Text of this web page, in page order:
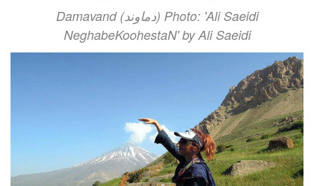
Damavand (دماوند) Photo: 'Ali Saeidi
NeghabeKoohestaN' by Ali Saeidi